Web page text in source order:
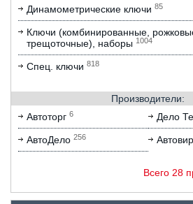
Динамометрические ключи 85
Ключи (комбинированные,
трещоточные), наборы 1004
Спец. ключи 818
Производители:
Автоторг 6 Дело
АвтоДело 256
Всего 28